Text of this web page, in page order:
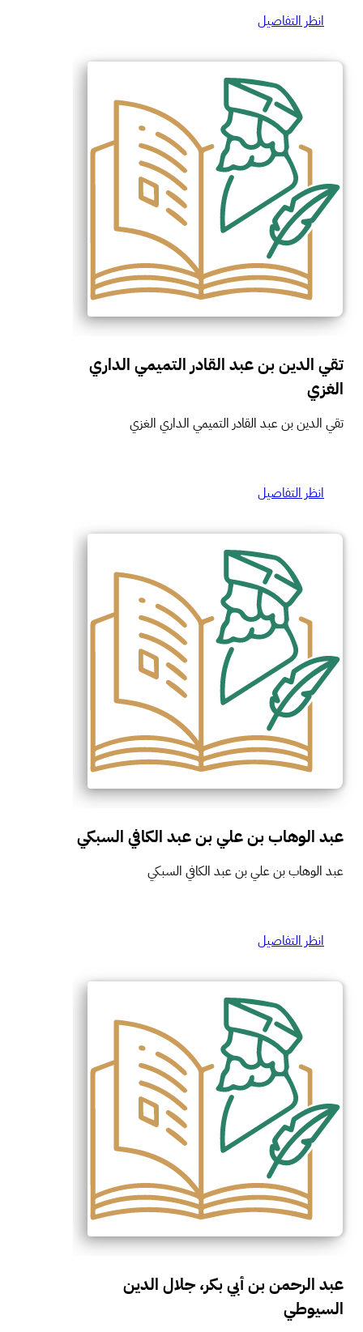
انظر التفاصيل
تقي الدين بن عبد القادر التميمي الداري
الغزي
تقي الدين بن عبد القادر التميمي الداري الغزي
انظر التفاصيل
عبد الوهاب بن علي بن عبد الكافي السبكي
عبد الوهاب بن علي بن عبد الكافي السبكي
انظر التفاصيل
عبد الرحمن بن أبي بكر، جلال الدين
السيوطي